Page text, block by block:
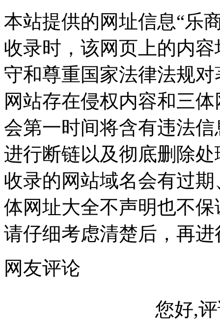
本站提供的网址信息“乐
收录时，该网页上的内
守和尊重国家法律法规
网站存在侵权内容和三
会第一时间将含有违法
进行断链以及彻底删除
收录的网站域名会有过
体网址大全不声明也不
请仔细考虑清楚后，再
网友评论
您好,